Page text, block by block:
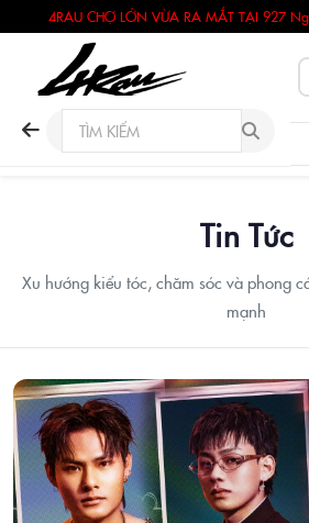
4RAU CHỢ LỚN VỪA RA MẮT TẠI 927
Tin Tức
Xu hướng kiểu tóc, chăm sóc và phong
mạnh